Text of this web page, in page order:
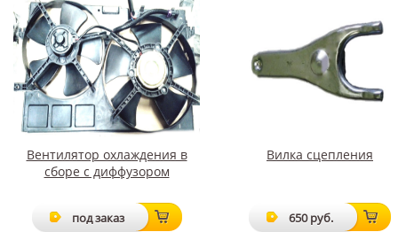
Вентилятор охлаждения в
сборе с диффузором
под заказ
Вилка сцепления
650 руб.